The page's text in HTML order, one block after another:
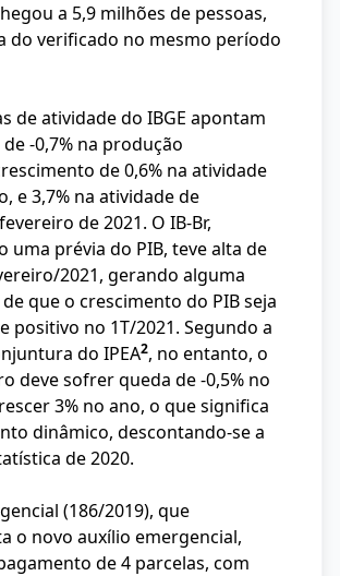
a 5,9 milhões de pessoas,
do verificado no mesmo período
de atividade do IBGE apontam
-0,7% na produção
de 0,6% na atividade
e 3,7% na atividade de
de 2021. O IB-Br,
uma prévia do PIB, teve alta de
2021, gerando alguma
que o crescimento do PIB seja
positivo no 1T/2021. Segundo a
do IPEA2, no entanto, o
deve sofrer queda de -0,5% no
3% no ano, o que significa
dinâmico, descontando-se a
de 2020.
(186/2019), que
o novo auxílio emergencial,
de 4 parcelas, com